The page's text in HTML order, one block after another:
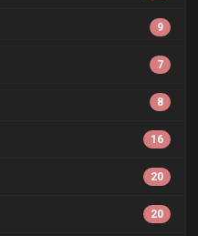
9
7
8
16
20
20